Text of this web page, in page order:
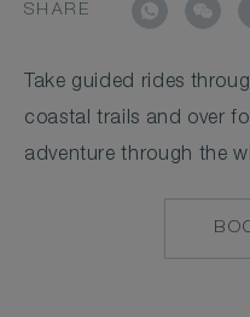
SHARE
Take guided rides
coastal trails and over
adventure through the